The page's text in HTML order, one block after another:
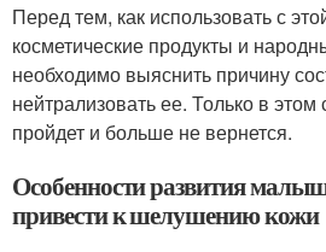
Перед тем, как использовать с
косметические продукты и
необходимо выяснить причину
нейтрализовать ее. Только в
пройдет и больше не вернется.
Особенности развития
привести к шелушению кожи